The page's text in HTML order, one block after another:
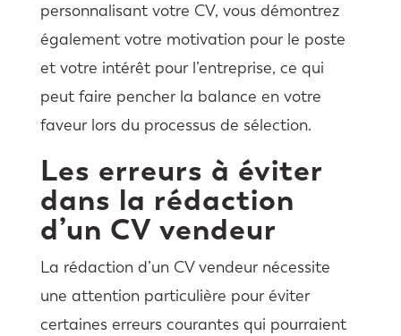
personnalisant votre CV, vous démontrez
également votre motivation pour le poste
et votre intérêt pour l’entreprise, ce qui
peut faire pencher la balance en votre
faveur lors du processus de sélection.
Les erreurs à éviter
dans la rédaction
d’un CV vendeur
La rédaction d’un CV vendeur nécessite
une attention particulière pour éviter
certaines erreurs courantes qui pourraient